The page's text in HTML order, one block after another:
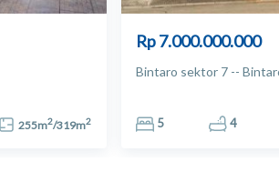
255m2/319m2
Rp 7.000.000.000
Bintaro sektor 7 --
5 4